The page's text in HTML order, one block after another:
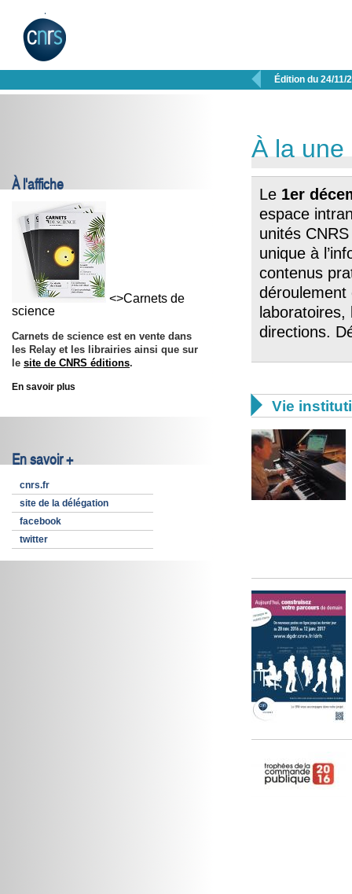
 Édition du 24/11/
À l'affiche
<>Carnets de
science
Carnets de science est en vente dans
les Relay et les librairies ainsi que sur
le site de CNRS éditions.
En savoir plus
En savoir +
cnrs.fr
site de la délégation
facebook
twitter
À la une
Le 1er
espace
unités
unique à
contenus
déroulement
directions.
 Vie